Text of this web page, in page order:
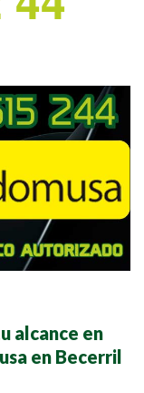
alcance en
en Becerril